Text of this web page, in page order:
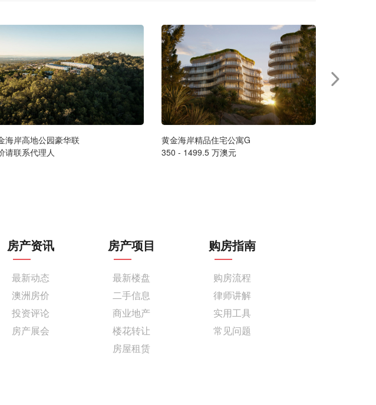
海岸高地公园豪华联
请联系代理人
黄金海岸精品住宅公寓G
350 - 1499.5 万澳元
房产资讯
最新动态
澳洲房价
投资评论
房产展会
房产项目
最新楼盘
二手信息
商业地产
楼花转让
房屋租赁
购房指南
购房流程
律师讲解
实用工具
常见问题